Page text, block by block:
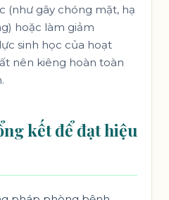
(như gây chóng mặt, hạ
hoặc làm giảm
sinh học của hoạt
nên kiêng hoàn toàn
kết để đạt hiệu